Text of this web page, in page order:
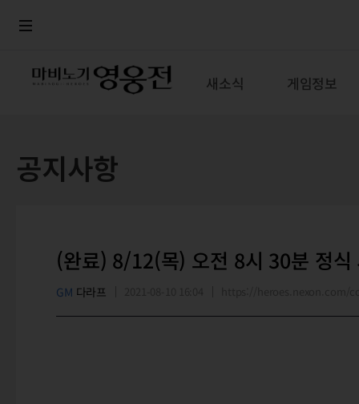
새소식 게임정보
공지사항
(완료) 8/12(목) 오전 8시 30분 정식
GM 다라프